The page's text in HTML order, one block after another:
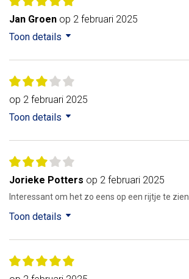
Jan Groen op 2 februari 2025
Toon details
op 2 februari 2025
Toon details
Jorieke Potters op 2 februari 2025
Interessant om het zo eens op een rijtje te zien
Toon details